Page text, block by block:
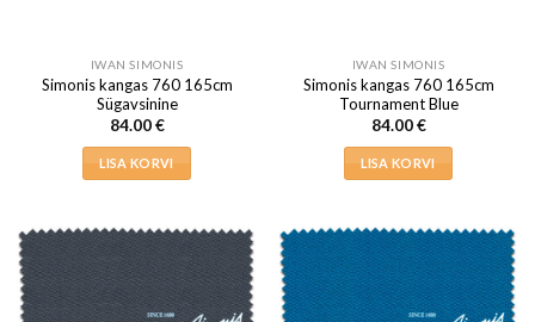
IWAN SIMONIS
Simonis kangas 760 165cm
Sügavsinine
84.00€
LISA KORVI
IWAN SIMONIS
Simonis kangas 760 165cm
Tournament Blue
84.00€
LISA KORVI